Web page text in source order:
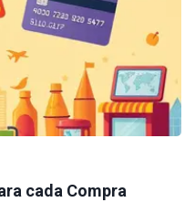
cada Compra